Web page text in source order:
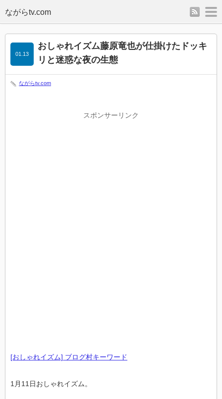
rss
おしゃれイズム藤原竜也が仕掛けたドッキ
リと迷惑な夜の生態
01.13
ながらtv.com
スポンサーリンク
[おしゃれイズム] ブログ村キーワード
1月11日おしゃれイズム。